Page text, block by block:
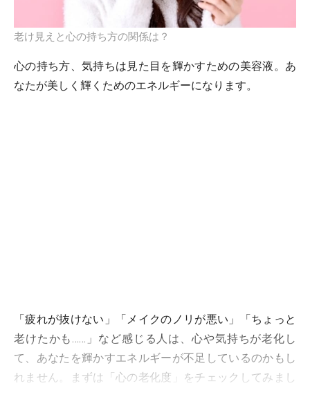
老け見えと心の持ち方の関係は？
心の持ち方、気持ちは見た目を輝かすための美容液。あ
なたが美しく輝くためのエネルギーになります。
「疲れが抜けない」「メイクのノリが悪い」「ちょっと
老けたかも……」など感じる人は、心や気持ちが老化し
て、あなたを輝かすエネルギーが不足しているのかもし
れません。まずは「心の老化度」をチェックしてみまし